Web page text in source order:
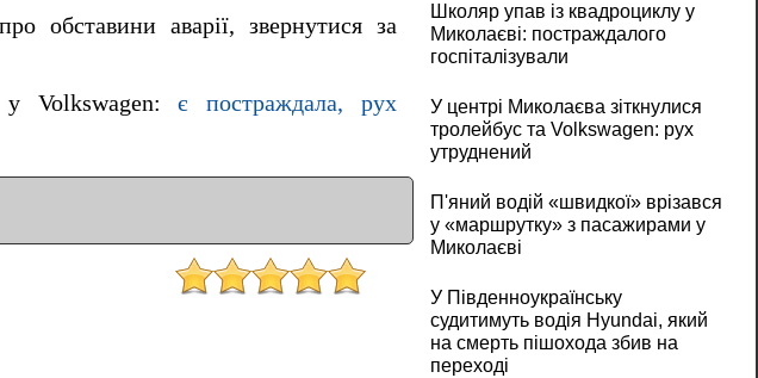
обставини аварії, звернутися за
у Volkswagen:є постраждала, рух
Школяр упав із квадроциклу у
Миколаєві: постраждалого
госпіталізували
У центрі Миколаєва зіткнулися
тролейбус та Volkswagen: рух
утруднений
П'яний водій «швидкої» врізався
у «маршрутку» з пасажирами у
Миколаєві
У Південноукраїнську
судитимуть водія Hyundai, який
на смерть пішохода збив на
переході